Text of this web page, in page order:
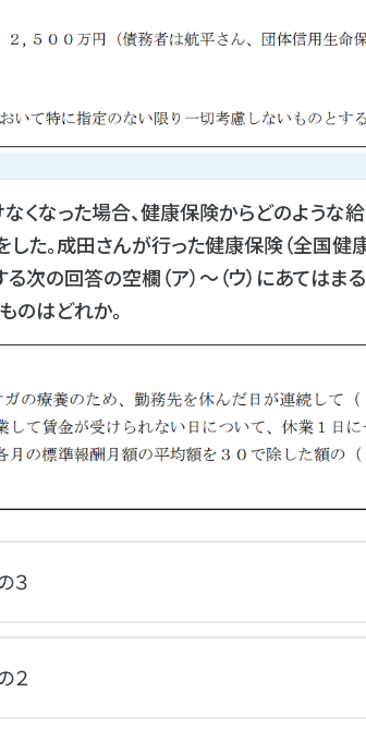
くなった場合、健康保険からどのような
した。成田さんが行った健康保険（全国
次の回答の空欄（ア）〜（ウ）にあてはま
のはどれか。
３
２